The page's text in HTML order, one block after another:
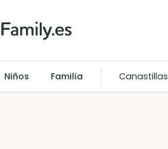
Niños Familia Canastillas